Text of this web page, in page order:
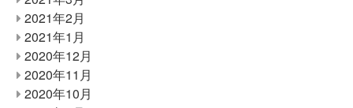
2021年2月
2021年1月
2020年12月
2020年11月
2020年10月